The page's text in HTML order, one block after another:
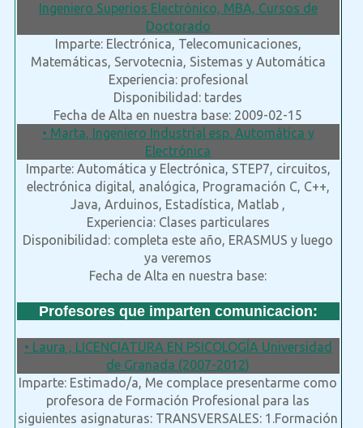
Ingeniero Superios Electrónico, MBA, Cursos de
Doctorado
Imparte: Electrónica, Telecomunicaciones,
Matemáticas, Servotecnia, Sistemas y Automática
Experiencia: profesional
Disponibilidad: tardes
Fecha de Alta en nuestra base: 2009-02-15
• Marta, Ingeniero Industrial esp. Automática y
Electrónica
Imparte: Automática y Electrónica, STEP7, circuitos,
electrónica digital, analógica, Programación C, C++,
Java, Arduinos, Estadística, Matlab ,
Experiencia: Clases particulares
Disponibilidad: completa este año, ERASMUS y luego
ya veremos
Fecha de Alta en nuestra base:
Profesores que imparten comunicacion:
• Laura , LICENCIATURA EN PSICOLOGÍA Universidad
de Granada (2007-2012)
Imparte: Estimado/a, Me complace presentarme como
profesora de Formación Profesional para las
siguientes asignaturas: TRANSVERSALES: 1.Formación